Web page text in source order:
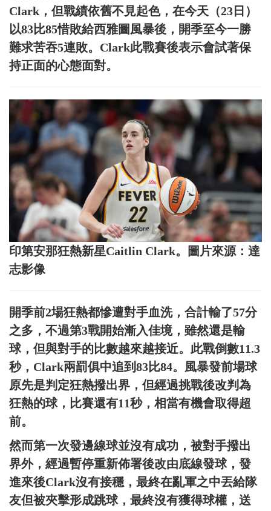
Clark，但戰績依舊不見起色，在今天（23日）
以83比85惜敗給西雅圖風暴後，開季至今一勝
難求苦吞5連敗。Clark此戰賽後表示會試著保
持正面的心態面對。
印第安那狂熱新星Caitlin Clark。圖片來源：達
志影像
開季前2場狂熱都慘遭對手血洗，合計輸了57分
之多，不過第3戰開始漸入佳境，雖然還是輸
球，但與對手的比數越來越接近。此戰倒數11.3
秒，Clark兩罰俱中追到83比84。風暴發前場球
原先是判定狂熱撥出界，但經過挑戰後改判為
狂熱的球，比賽還有11秒，相當有機會取得超
前。
然而第一次發邊線球並沒有成功，被對手撥出
界外，經過暫停重新佈署後改由底線發球，發
進來後Clark沒有接穩，最終在亂軍之中丟給隊
友但被夾擊形成跳球，最終沒有獲得球權，送